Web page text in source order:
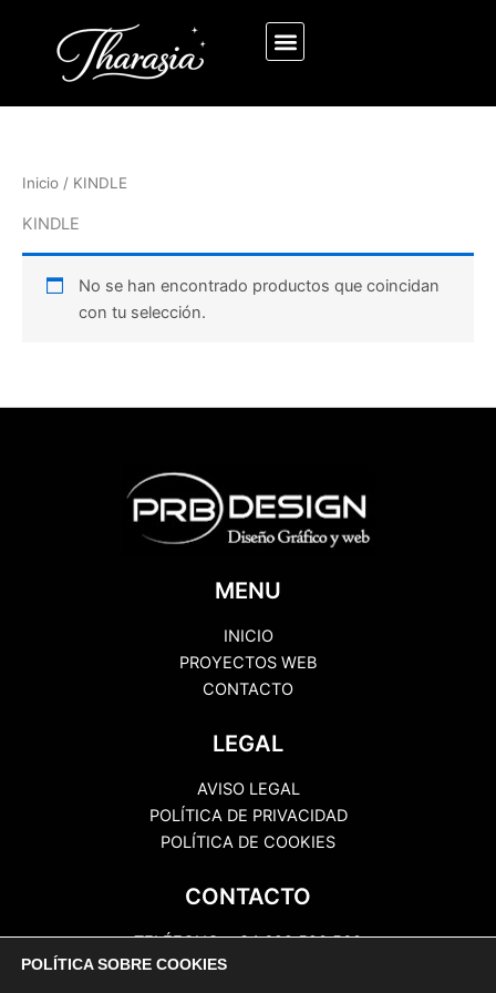
contenido
Inicio / KINDLE
KINDLE
No se han encontrado productos que coincidan
con tu selección.
MENU
INICIO
PROYECTOS WEB
CONTACTO
LEGAL
AVISO LEGAL
POLÍTICA DE PRIVACIDAD
POLÍTICA DE COOKIES
CONTACTO
TELÉFONO: +34 622 520 560
EMAIL: info@prbcomunicaciones.com
POLÍTICA SOBRE COOKIES